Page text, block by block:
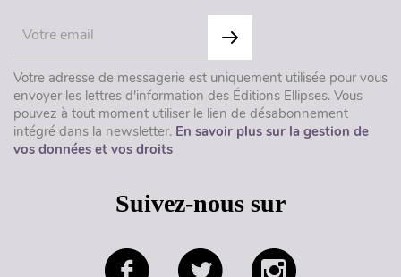
Votre adresse de messagerie est uniquement utilisée pour vous
envoyer les lettres d'information des Éditions Ellipses. Vous
pouvez à tout moment utiliser le lien de désabonnement
intégré dans la newsletter. En savoir plus sur la gestion de
vos données et vos droits
Suivez-nous sur